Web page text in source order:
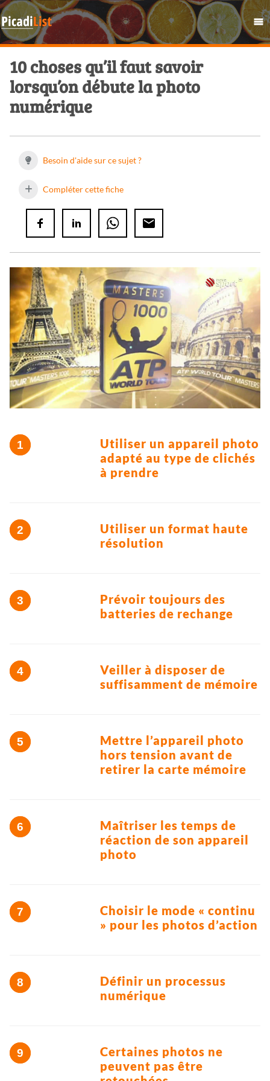
10 choses qu’il faut savoir
lorsqu’on débute la photo
numérique
Besoin d'aide sur ce sujet ?
Compléter cette fiche
Utiliser un appareil photo
adapté au type de clichés
à prendre
Utiliser un format haute
résolution
Prévoir toujours des
batteries de rechange
Veiller à disposer de
suffisamment de mémoire
Mettre l’appareil photo
hors tension avant de
retirer la carte mémoire
Maîtriser les temps de
réaction de son appareil
photo
Choisir le mode « continu
» pour les photos d’action
Définir un processus
numérique
Certaines photos ne
peuvent pas être